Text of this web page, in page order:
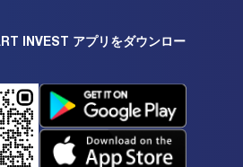
INVEST アプリをダウンロー